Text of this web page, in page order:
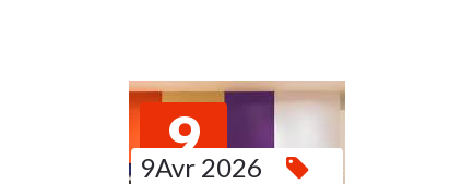
9
AVR 2026
9Avr 2026